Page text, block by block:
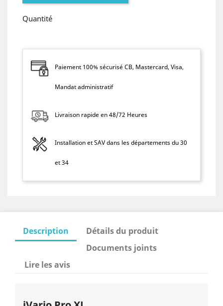
Quantité
Paiement 100% sécurisé CB, Mastercard, Visa,
Mandat administratif
Livraison rapide en 48/72 Heures
Installation et SAV dans les départements du 30
et 34
Description
Détails du produit
Documents joints
Lire les avis